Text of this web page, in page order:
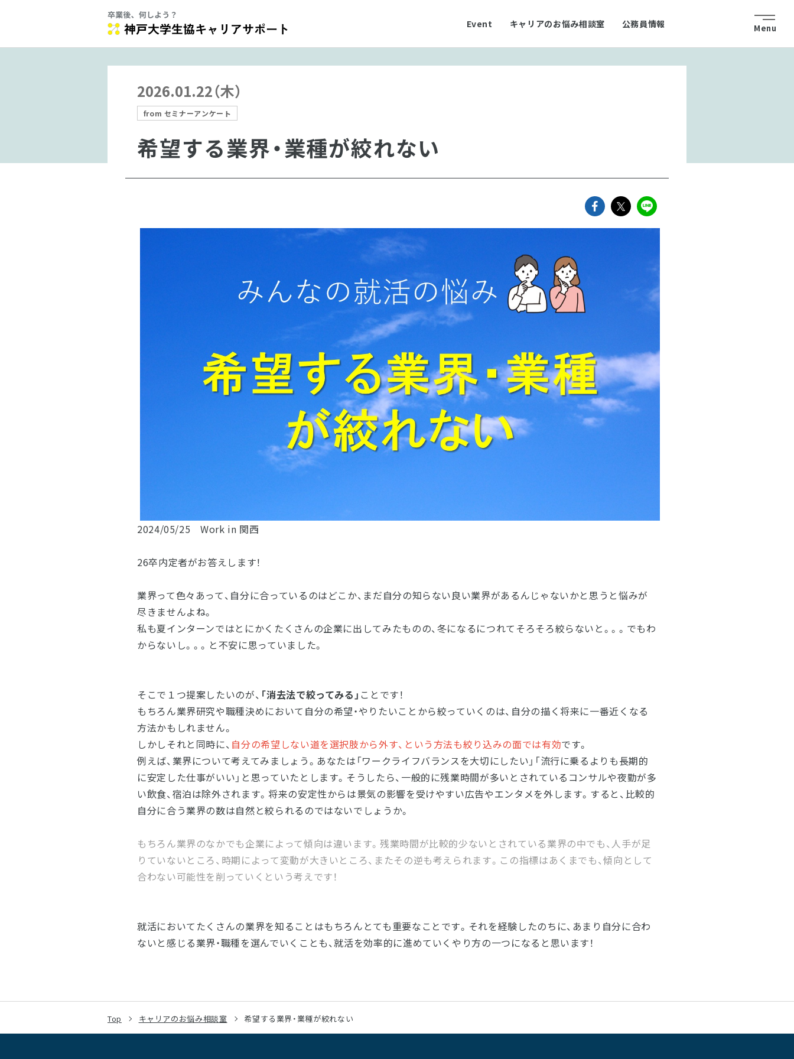
Event キャリアのお悩み相談室 公務員情報
2026.01.22（木）
from セミナーアンケート
希望する業界・業種が絞れない
facebookでshareできます
twitterでshareできます
2024/05/25 Work in 関西
26卒内定者がお答えします！
業界って色々あって、自分に合っているのはどこか、まだ自分の知らない良い業界があるんじゃないかと思うと悩みが
尽きませんよね。
私も夏インターンではとにかくたくさんの企業に出してみたものの、冬になるにつれてそろそろ絞らないと。。。でもわ
からないし。。。と不安に思っていました。
そこで１つ提案したいのが、 「消去法で絞ってみる」 ことです！
もちろん業界研究や職種決めにおいて自分の希望・やりたいことから絞っていくのは、自分の描く将来に一番近くなる
方法かもしれません。
しかしそれと同時に、 自分の希望しない道を選択肢から外す、という方法も絞り込みの面では有効です。
例えば、業界について考えてみましょう。あなたは「ワークライフバランスを大切にしたい」「流行に乗るよりも長期的
に安定した仕事がいい」と思っていたとします。そうしたら、一般的に残業時間が多いとされているコンサルや夜勤が多
い飲食、宿泊は除外されます。将来の安定性からは景気の影響を受けやすい広告やエンタメを外します。すると、比較的
自分に合う業界の数は自然と絞られるのではないでしょうか。
もちろん業界のなかでも企業によって傾向は違います。残業時間が比較的少ないとされている業界の中でも、人手が足
りていないところ、時期によって変動が大きいところ、またその逆も考えられます。この指標はあくまでも、傾向として
合わない可能性を削っていくという考えです！
就活においてたくさんの業界を知ることはもちろんとても重要なことです。それを経験したのちに、あまり自分に合わ
ないと感じる業界・職種を選んでいくことも、就活を効率的に進めていくやり方の一つになると思います！
Top キャリアのお悩み相談室 希望する業界・業種が絞れない